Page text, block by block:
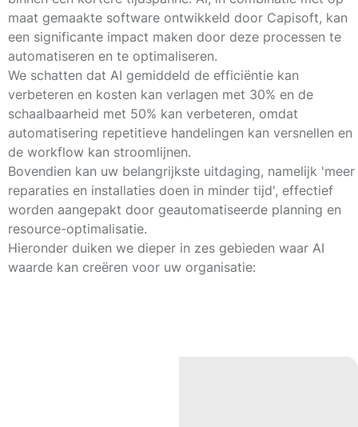
maat gemaakte software ontwikkeld door Capisoft, kan
een significante impact maken door deze processen te
automatiseren en te optimaliseren.
We schatten dat AI gemiddeld de efficiëntie kan
verbeteren en kosten kan verlagen met 30% en de
schaalbaarheid met 50% kan verbeteren, omdat
automatisering repetitieve handelingen kan versnellen en
de workflow kan stroomlijnen.
Bovendien kan uw belangrijkste uitdaging, namelijk 'meer
reparaties en installaties doen in minder tijd', effectief
worden aangepakt door geautomatiseerde planning en
resource-optimalisatie.
Hieronder duiken we dieper in zes gebieden waar AI
waarde kan creëren voor uw organisatie: